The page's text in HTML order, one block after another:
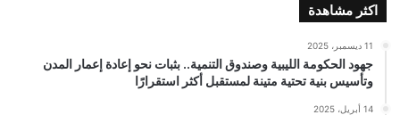
اكثر مشاهدة
11 ديسمبر، 2025
جهود الحكومة الليبية وصندوق التنمية.. بثبات نحو إعادة إعمار المدن
وتأسيس بنية تحتية متينة لمستقبل أكثر استقرارًا
14 أبريل، 2025